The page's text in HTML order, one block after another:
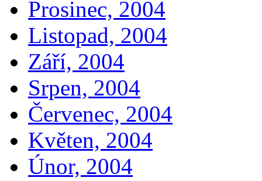
Prosinec, 2004
Listopad, 2004
Září, 2004
Srpen, 2004
Červenec, 2004
Květen, 2004
Únor, 2004